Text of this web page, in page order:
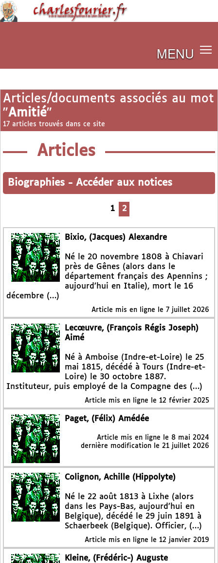
MENU
Articles/documents associés au mot
"Amitié"
17 articles trouvés dans ce site
Articles
Biographies - Accéder aux notices
1 2
Bixio, (Jacques) Alexandre
Né le 20 novembre 1808 à Chiavari
près de Gênes (alors dans le
département français des Apennins ;
aujourd’hui en Italie), mort le 16
décembre (…)
Article mis en ligne le 7 juillet 2026
Lecœuvre, (François Régis Joseph)
Aimé
Né à Amboise (Indre-et-Loire) le 25
mai 1815, décédé à Tours (Indre-et-
Loire) le 30 octobre 1887.
Instituteur, puis employé de la Compagne des (…)
Article mis en ligne le 12 février 2025
Paget, (Félix) Amédée
Article mis en ligne le 8 mai 2024
dernière modification le 21 juillet 2026
Colignon, Achille (Hippolyte)
Né le 22 août 1813 à Lixhe (alors
dans les Pays-Bas, aujourd’hui en
Belgique), décédé le 29 juin 1891 à
Schaerbeek (Belgique). Officier, (…)
Article mis en ligne le 12 janvier 2019
Kleine, (Frédéric-) Auguste